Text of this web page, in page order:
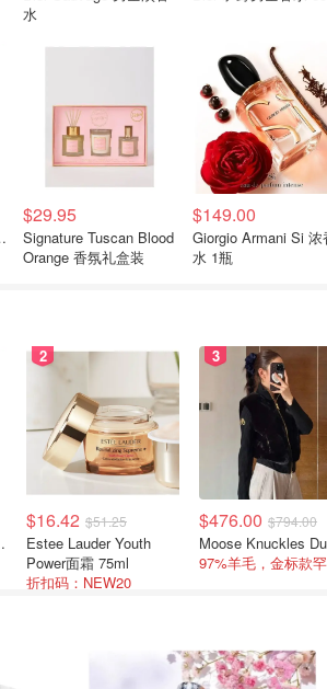
水
小碎花
$29.95
Signature Tuscan Blood
Orange 香氛礼盒装
$149.00
Giorgio Armani Si 浓
水 1瓶
动外套
2
$16.42 $51.25
Estee Lauder Youth
Power面霜 75ml
折扣码：NEW20
3
$476.00 $794.00